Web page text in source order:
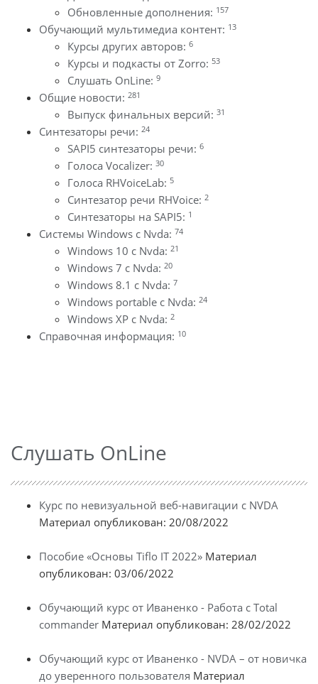
Обновленные дополнения: 157
Обучающий мультимедиа контент: 13
Курсы других авторов: 6
Курсы и подкасты от Zorro: 53
Слушать OnLine: 9
Общие новости: 281
Выпуск финальных версий: 31
Синтезаторы речи: 24
SAPI5 синтезаторы речи: 6
Голоса Vocalizer: 30
Голоса RHVoiceLab: 5
Синтезатор речи RHVoice: 2
Синтезаторы на SAPI5: 1
Системы Windows с Nvda: 74
Windows 10 с Nvda: 21
Windows 7 с Nvda: 20
Windows 8.1 с Nvda: 7
Windows portable с Nvda: 24
Windows XP с Nvda: 2
Справочная информация: 10
Слушать OnLine
Курс по невизуальной веб-навигации с NVDA
Материал опубликован: 20/08/2022
Пособие «Основы Tiflo IT 2022» Материал
опубликован: 03/06/2022
Обучающий курс от Иваненко - Работа с Total
commander Материал опубликован: 28/02/2022
Обучающий курс от Иваненко - NVDA – от новичка
до уверенного пользователя Материал